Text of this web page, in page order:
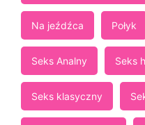
Na jeźdźca Połyk
Seks Analny Seks
Seks klasyczny